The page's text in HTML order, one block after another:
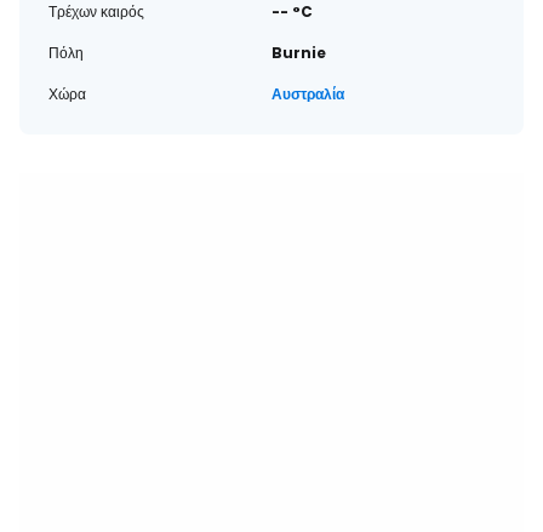
Τρέχων καιρός
-- °C
Πόλη
Burnie
Χώρα
Αυστραλία